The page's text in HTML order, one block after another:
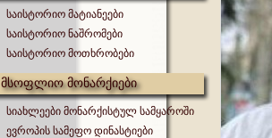
საისტორიო მატიანეები
საისტორიო ნაშრომები
საისტორიო მოთხრობები
მსოფლიო მონარქიები
სიახლეები მონარქისტულ სამყაროში
ევროპის სამეფო დინასტიები